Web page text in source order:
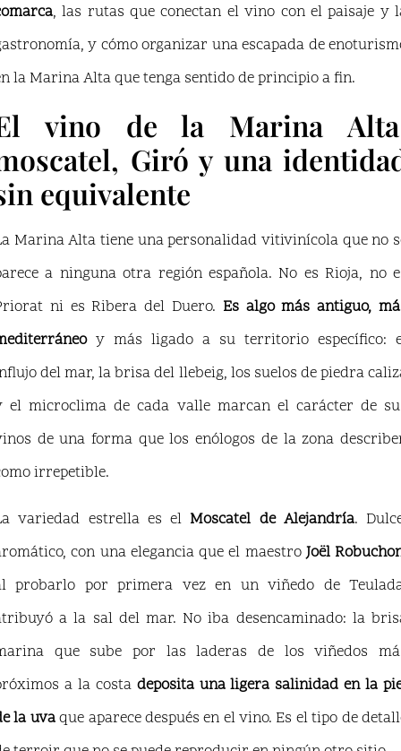
, las rutas que conectan el vino con el paisaje y
y cómo organizar una escapada de
la Marina Alta que tenga sentido de principio a fin.
vino de la Marina
Giró y una
equivalente
Marina Alta tiene una personalidad vitivinícola que no
a ninguna otra región española. No es Rioja, no
ni es Ribera del Duero. Es algo más antiguo,
y más ligado a su territorio específico:
del mar, la brisa del llebeig, los suelos de piedra
el microclima de cada valle marcan el carácter de
de una forma que los enólogos de la zona
irrepetible.
variedad estrella es el Moscatel de Alejandría.
con una elegancia que el maestroJoël
probarlo por primera vez en un viñedo de
a la sal del mar. No iba desencaminado: la
que sube por las laderas de los viñedos
a la costa deposita una ligera salinidad en la
la uvaque aparece después en el vino. Es el tipo de